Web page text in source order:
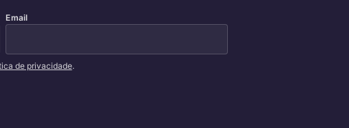
Email
de privacidade.